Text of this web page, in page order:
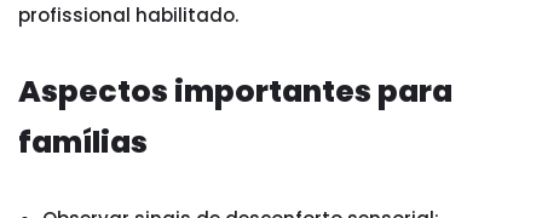
profissional habilitado.
Aspectos importantes para
famílias